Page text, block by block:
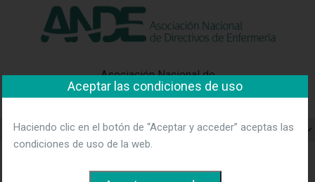
"Ver política"
Asociación Nacional de
Directivos de Enfermería
el Consejo de Colegios de Enfermería de Castilla y León.
Aceptar las condiciones de uso
Haciendo clic en el botón de “Aceptar y acceder” aceptas las
condiciones de uso de la web.